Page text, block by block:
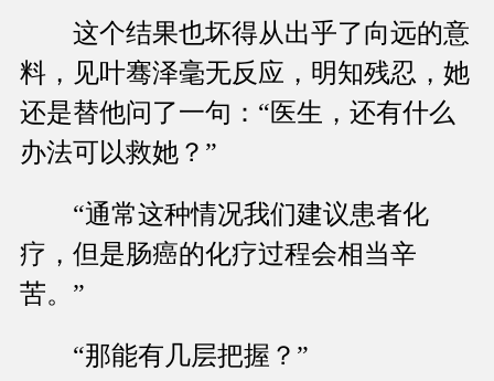
这个结果也坏得从出乎了向远的意
料，见叶骞泽毫无反应，明知残忍，她
还是替他问了一句：“医生，还有什么
办法可以救她？”
“通常这种情况我们建议患者化
疗，但是肠癌的化疗过程会相当辛
苦。”
“那能有几层把握？”